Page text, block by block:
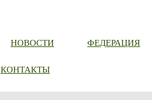
НОВОСТИ ФЕДЕРАЦИЯ
КОНТАКТЫ